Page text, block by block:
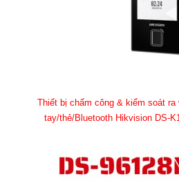
Thiết bị chấm công & kiểm soát ra
tay/thẻ/Bluetooth Hikvision DS-